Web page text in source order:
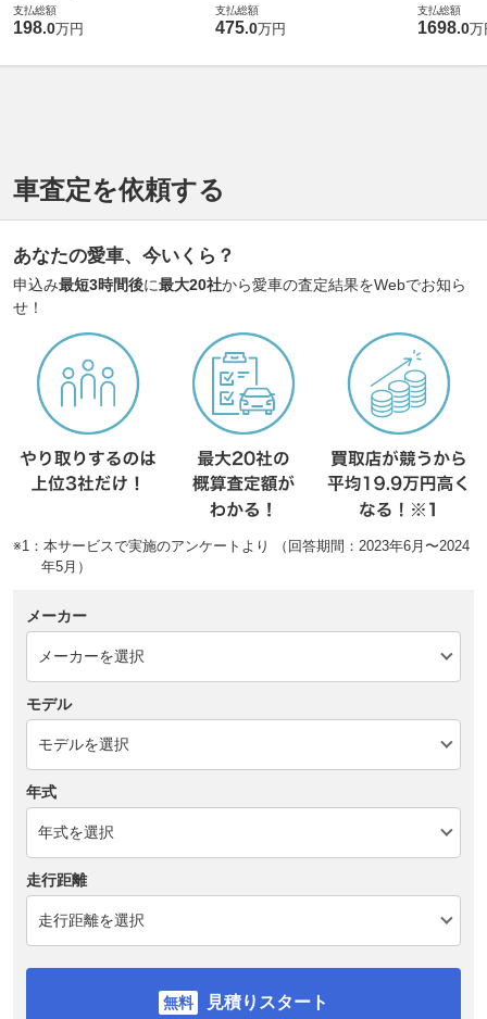
支払総額
198.0万円
支払総額
475.0万円
支払総額
1698.0万
車査定を依頼する
あなたの愛車、今いくら？
申込み最短3時間後に最大20社から愛車の査定結果をWebでお知ら
せ！
※1：本サービスで実施のアンケートより （回答期間：2023年6月〜2024
年5月）
メーカー
モデル
年式
走行距離
見積りスタート